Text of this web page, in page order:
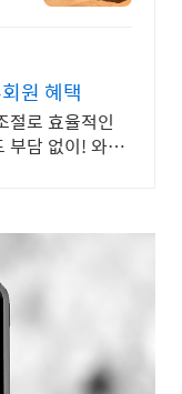
원 혜택
절로 효율적인
부담 없이! 와우